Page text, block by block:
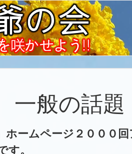
般の話題
ホームページ２０００
。